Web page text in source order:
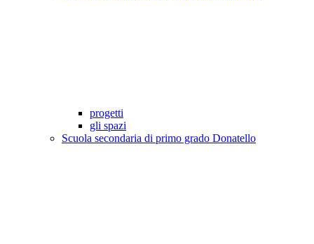
progetti
gli spazi
Scuola secondaria di primo grado Donatello